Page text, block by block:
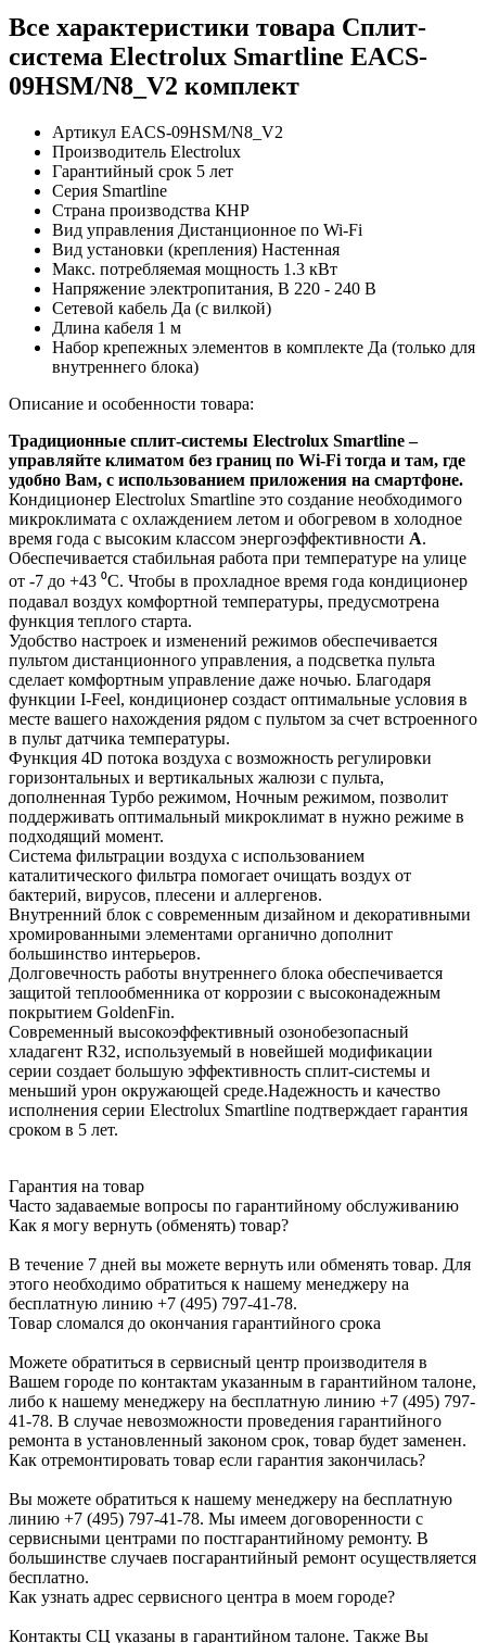
Все характеристики товара Сплит-
система Electrolux Smartline EACS-
09HSM/N8_V2 комплект
Артикул EACS-09HSM/N8_V2
Производитель Electrolux
Гарантийный срок 5 лет
Серия Smartline
Страна производства КНР
Вид управления Дистанционное по Wi-Fi
Вид установки (крепления) Настенная
Макс. потребляемая мощность 1.3 кВт
Напряжение электропитания, В 220 - 240 В
Сетевой кабель Да (с вилкой)
Длина кабеля 1 м
Набор крепежных элементов в комплекте Да (только для
внутреннего блока)
Описание и особенности товара:
Традиционные сплит-системы Electrolux Smartline –
управляйте климатом без границ по Wi-Fi тогда и там, где
удобно Вам, с использованием приложения на смартфоне.
Кондиционер Electrolux Smartline это создание необходимого
микроклимата с охлаждением летом и обогревом в холодное
время года с высоким классом энергоэффективности А.
Обеспечивается стабильная работа при температуре на улице
от -7 до +43 ⁰С. Чтобы в прохладное время года кондиционер
подавал воздух комфортной температуры, предусмотрена
функция теплого старта.
Удобство настроек и изменений режимов обеспечивается
пультом дистанционного управления, а подсветка пульта
сделает комфортным управление даже ночью. Благодаря
функции I-Feel, кондиционер создаст оптимальные условия в
месте вашего нахождения рядом с пультом за счет встроенного
в пульт датчика температуры.
Функция 4D потока воздуха с возможность регулировки
горизонтальных и вертикальных жалюзи с пульта,
дополненная Турбо режимом, Ночным режимом, позволит
поддерживать оптимальный микроклимат в нужно режиме в
подходящий момент.
Система фильтрации воздуха с использованием
каталитического фильтра помогает очищать воздух от
бактерий, вирусов, плесени и аллергенов.
Внутренний блок с современным дизайном и декоративными
хромированными элементами органично дополнит
большинство интерьеров.
Долговечность работы внутреннего блока обеспечивается
защитой теплообменника от коррозии с высоконадежным
покрытием GoldenFin.
Современный высокоэффективный озонобезопасный
хладагент R32, используемый в новейшей модификации
серии создает большую эффективность сплит-системы и
меньший урон окружающей среде.Надежность и качество
исполнения серии Electrolux Smartline подтверждает гарантия
сроком в 5 лет.
Гарантия на товар
Часто задаваемые вопросы по гарантийному обслуживанию
Как я могу вернуть (обменять) товар?
В течение 7 дней вы можете вернуть или обменять товар. Для
этого необходимо обратиться к нашему менеджеру на
бесплатную линию +7 (495) 797-41-78.
Товар сломался до окончания гарантийного срока
Можете обратиться в сервисный центр производителя в
Вашем городе по контактам указанным в гарантийном талоне,
либо к нашему менеджеру на бесплатную линию +7 (495) 797-
41-78. В случае невозможности проведения гарантийного
ремонта в установленный законом срок, товар будет заменен.
Как отремонтировать товар если гарантия закончилась?
Вы можете обратиться к нашему менеджеру на бесплатную
линию +7 (495) 797-41-78. Мы имеем договоренности с
сервисными центрами по постгарантийному ремонту. В
большинстве случаев посгарантийный ремонт осуществляется
бесплатно.
Как узнать адрес сервисного центра в моем городе?
Контакты СЦ указаны в гарантийном талоне. Также Вы